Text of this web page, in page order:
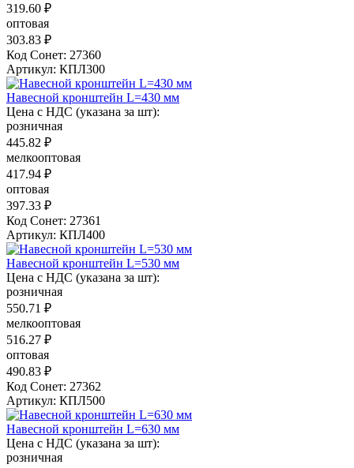
319.60 ₽
оптовая
303.83 ₽
Код Сонет: 27360
Артикул: КПЛ300
Навесной кронштейн L=430 мм
Цена с НДС (указана за шт):
розничная
445.82 ₽
мелкооптовая
417.94 ₽
оптовая
397.33 ₽
Код Сонет: 27361
Артикул: КПЛ400
Навесной кронштейн L=530 мм
Цена с НДС (указана за шт):
розничная
550.71 ₽
мелкооптовая
516.27 ₽
оптовая
490.83 ₽
Код Сонет: 27362
Артикул: КПЛ500
Навесной кронштейн L=630 мм
Цена с НДС (указана за шт):
розничная